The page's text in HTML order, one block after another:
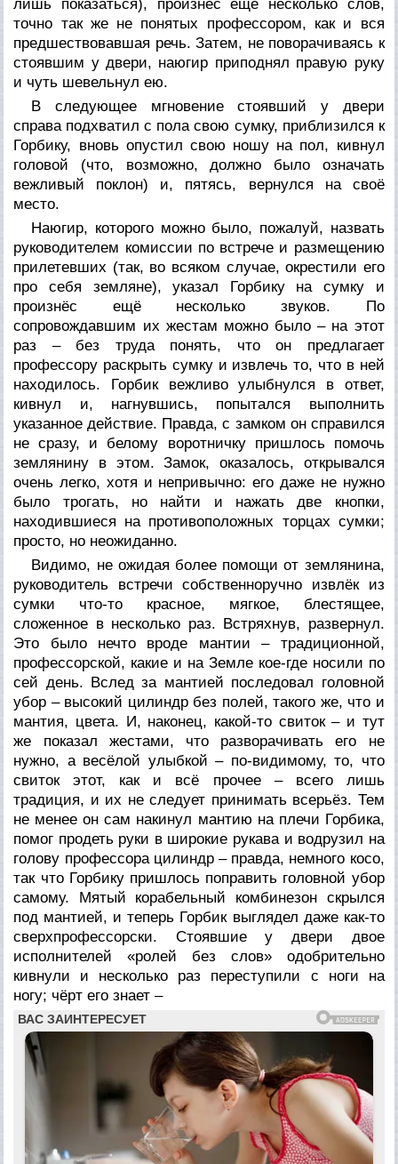
лишь показаться), произнёс ещё несколько слов,
точно так же не понятых профессором, как и вся
предшествовавшая речь. Затем, не поворачиваясь к
стоявшим у двери, наюгир приподнял правую руку
и чуть шевельнул ею.
В следующее мгновение стоявший у двери
справа подхватил с пола свою сумку, приблизился к
Горбику, вновь опустил свою ношу на пол, кивнул
головой (что, возможно, должно было означать
вежливый поклон) и, пятясь, вернулся на своё
место.
Наюгир, которого можно было, пожалуй, назвать
руководителем комиссии по встрече и размещению
прилетевших (так, во всяком случае, окрестили его
про себя земляне), указал Горбику на сумку и
произнёс ещё несколько звуков. По
сопровождавшим их жестам можно было – на этот
раз – без труда понять, что он предлагает
профессору раскрыть сумку и извлечь то, что в ней
находилось. Горбик вежливо улыбнулся в ответ,
кивнул и, нагнувшись, попытался выполнить
указанное действие. Правда, с замком он справился
не сразу, и белому воротничку пришлось помочь
землянину в этом. Замок, оказалось, открывался
очень легко, хотя и непривычно: его даже не нужно
было трогать, но найти и нажать две кнопки,
находившиеся на противоположных торцах сумки;
просто, но неожиданно.
Видимо, не ожидая более помощи от землянина,
руководитель встречи собственноручно извлёк из
сумки что-то красное, мягкое, блестящее,
сложенное в несколько раз. Встряхнув, развернул.
Это было нечто вроде мантии – традиционной,
профессорской, какие и на Земле кое-где носили по
сей день. Вслед за мантией последовал головной
убор – высокий цилиндр без полей, такого же, что и
мантия, цвета. И, наконец, какой-то свиток – и тут
же показал жестами, что разворачивать его не
нужно, а весёлой улыбкой – по-видимому, то, что
свиток этот, как и всё прочее – всего лишь
традиция, и их не следует принимать всерьёз. Тем
не менее он сам накинул мантию на плечи Горбика,
помог продеть руки в широкие рукава и водрузил на
голову профессора цилиндр – правда, немного косо,
так что Горбику пришлось поправить головной убор
самому. Мятый корабельный комбинезон скрылся
под мантией, и теперь Горбик выглядел даже как-то
сверхпрофессорски. Стоявшие у двери двое
исполнителей «ролей без слов» одобрительно
кивнули и несколько раз переступили с ноги на
ногу; чёрт его знает –